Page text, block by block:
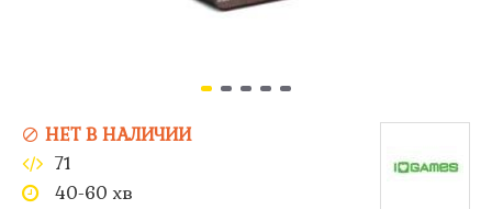
НЕТ В НАЛИЧИИ
71
40-60 хв